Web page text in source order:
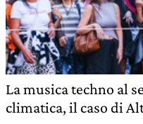
La musica techno al
climatica, il caso di